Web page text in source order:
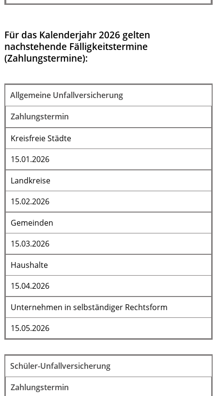
Für das Kalenderjahr 2026 gelten
nachstehende Fälligkeitstermine
(Zahlungstermine):
Allgemeine Unfallversicherung
Zahlungstermin
Kreisfreie Städte
15.01.2026
Landkreise
15.02.2026
Gemeinden
15.03.2026
Haushalte
15.04.2026
Unternehmen in selbständiger Rechtsform
15.05.2026
Schüler-Unfallversicherung
Zahlungstermin